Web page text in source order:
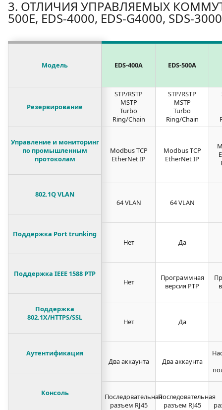
3. ОТЛИЧИЯ УПРАВЛЯЕМЫХ
500E, EDS-4000, EDS-G4000, SDS-
Модель
Резервирование
Управление и мониторинг
по промышленным
протоколам
802.1Q VLAN
Поддержка Port trunking
Поддержка IEEE 1588 PTP
Поддержка
802.1X/HTTPS/SSL
Аутентификация
Консоль
EDS-400A EDS-500A
STP/RSTP
MSTP
Turbo
Ring/Chain
STP/RSTP
MSTP
Turbo
Ring/Chain
Modbus TCP
EtherNet IP
Modbus TCP
EtherNet IP
64 VLAN 64 VLAN
Нет Да
Нет
Программная
версия PTP
Нет Да
Два аккаунта Два аккаунта
Последовательная
разъем RJ45
Последовательная
разъем RJ45